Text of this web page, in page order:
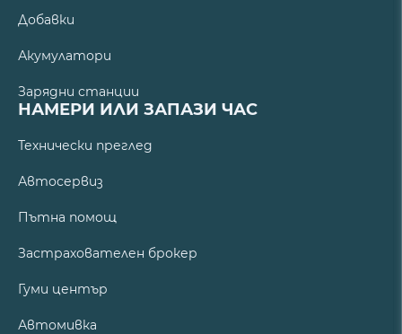
Добавки
Акумулатори
Зарядни станции
НАМЕРИ ИЛИ ЗАПАЗИ ЧАС
Технически преглед
Автосервиз
Пътна помощ
Застрахователен брокер
Гуми център
Автомивка